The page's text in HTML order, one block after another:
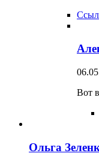
Вот
Ольга